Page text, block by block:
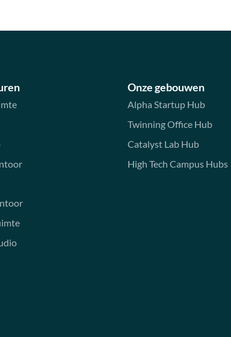
Onze gebouwen
Alpha Startup Hub
Twinning Office Hub
Catalyst Lab Hub
High Tech Campus Hubs